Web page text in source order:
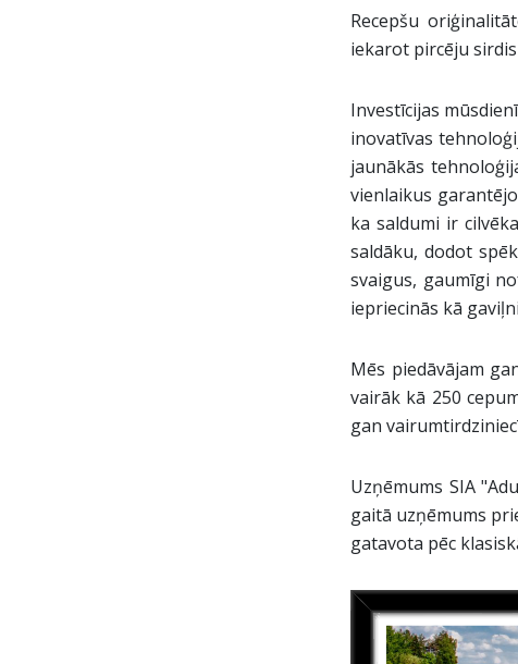
Recepšu
iekarot pircēju
Investīcijas
inovatīvas
jaunākās
vienlaikus
ka saldumi ir
saldāku, dodot
svaigus, gaumīgi
iepriecinās kā
Mēs piedāvājam
vairāk kā 250
gan
Uzņēmums SIA
gaitā uzņēmums
gatavota pēc